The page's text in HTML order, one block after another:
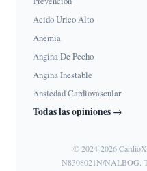
Acido Urico Alto
Anemia
Angina De Pecho
Angina Inestable
Ansiedad Cardiovascular
Todas las opiniones →
© 2024-2026
N8308021N/NALBOG.